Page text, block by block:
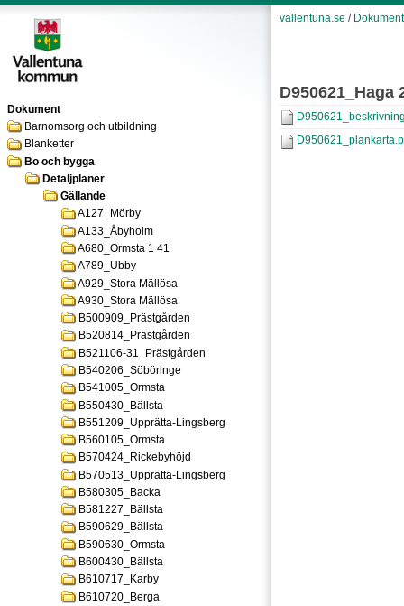
Dokument
Barnomsorg och utbildning
Blanketter
Bo och bygga
Detaljplaner
Gällande
A127_Mörby
A133_Åbyholm
A680_Ormsta 1 41
A789_Ubby
A929_Stora Mällösa
A930_Stora Mällösa
B500909_Prästgården
B520814_Prästgården
B521106-31_Prästgården
B540206_Söböringe
B541005_Ormsta
B550430_Bällsta
B551209_Upprätta-Lingsberg
B560105_Ormsta
B570424_Rickebyhöjd
B570513_Upprätta-Lingsberg
B580305_Backa
B581227_Bällsta
B590629_Bällsta
B590630_Ormsta
B600430_Bällsta
B610717_Karby
B610720_Berga
vallentuna.se / Dokument
D950621_Haga